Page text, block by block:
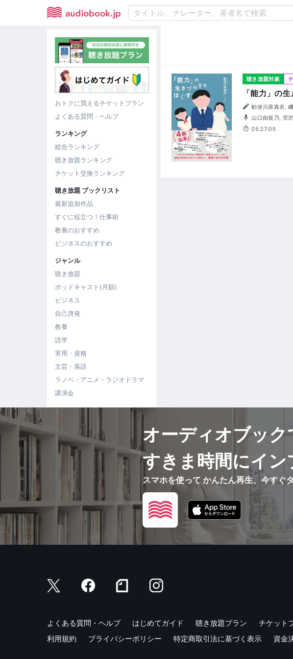
おトクに買えるチケットプラン
よくある質問・ヘルプ
ランキング
総合ランキング
聴き放題ランキング
チケット交換ランキング
聴き放題 ブックリスト
最新追加作品
すぐに役立つ！仕事術
教養のおすすめ
ビジネスのおすすめ
ジャンル
聴き放題
ポッドキャスト(月額)
ビジネス
自己啓発
教養
語学
実用・資格
文芸・落語
ラノベ・アニメ・ラジオドラマ
講演会
聴き放題対象
「能力」の
勅使川原真衣,
山口由規乃, 宮
05:27:05
オーディオブック
すきま時間にイン
スマホを使って かんたん再生、今すぐ
よくある質問・ヘルプ はじめてガイド 聴き放題プラン チケット
利用規約
プライバシーポリシー 特定商取引法に基づく表示 資金